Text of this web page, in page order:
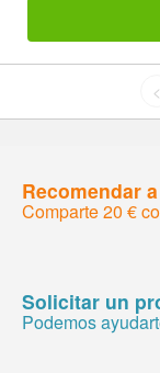
<
Recomendar
Comparte 20 €
Solicitar un
Podemos